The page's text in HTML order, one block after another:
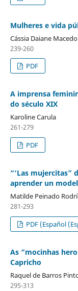
Mulheres e vida
Cássia Daiane
239-260
PDF
A imprensa
do século XIX
Karoline Carula
261-279
PDF
“‘Las mujercitas”
aprender un
Matilde Peinado
281-293
PDF (Español
As “mocinhas
Capricho
Raquel de Barros
295-313